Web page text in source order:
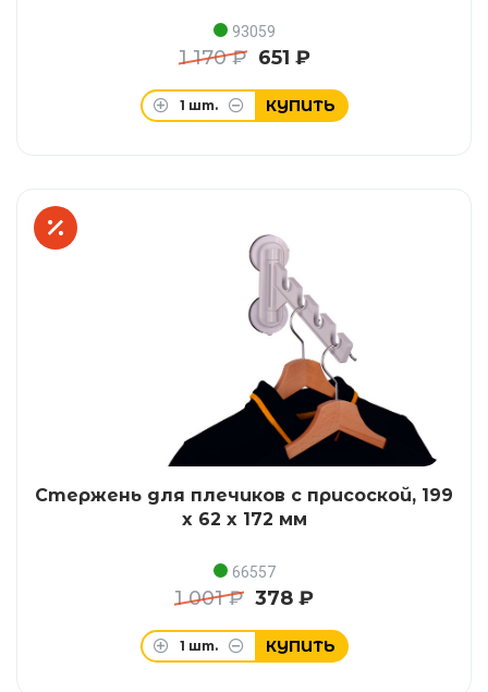
93059
1 170 ₽ 651 ₽
1 шт. КУПИТЬ
Стержень для плечиков с присоской, 199
x 62 x 172 мм
66557
1 001 ₽ 378 ₽
1 шт. КУПИТЬ